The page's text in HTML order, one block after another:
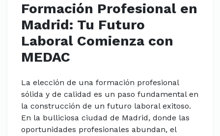
Formación Profesional en
Madrid: Tu Futuro
Laboral Comienza con
MEDAC
La elección de una formación profesional
sólida y de calidad es un paso fundamental en
la construcción de un futuro laboral exitoso.
En la bulliciosa ciudad de Madrid, donde las
oportunidades profesionales abundan, el